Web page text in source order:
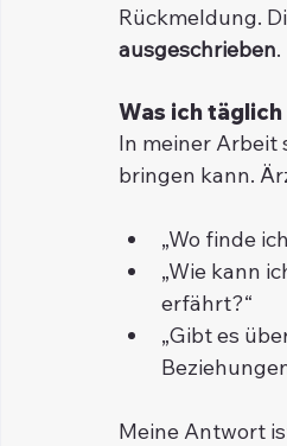
Rückmeldung.
ausgeschrieben.
Was ich
In meiner Arbeit
bringen kann.
„Wo finde
„Wie kann
erfährt?“
„Gibt es
Meine Antwort